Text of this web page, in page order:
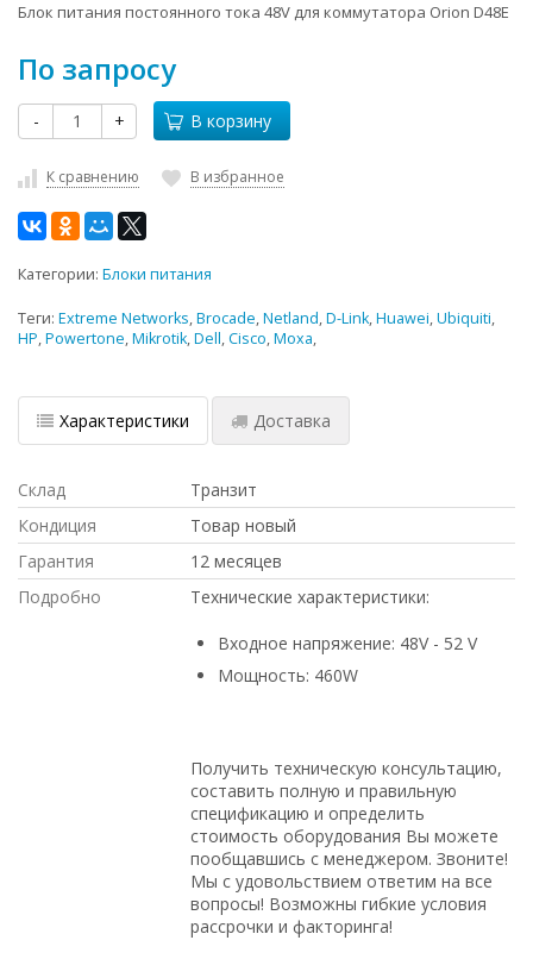
Блок питания постоянного тока 48V для коммутатора Orion D48E
По запросу
- + В корзину
К сравнению В избранное
Категории: Блоки питания
Теги: Extreme Networks,Brocade,Netland,D-Link,Huawei,Ubiquiti,
HP,Powertone,Mikrotik,Dell,Cisco,Moxa,
Характеристики Доставка
Склад
Транзит
Кондиция
Товар новый
Гарантия
12 месяцев
Подробно
Технические характеристики:
Входное напряжение: 48V - 52 V
Мощность: 460W
Получить техническую консультацию,
составить полную и правильную
спецификацию и определить
стоимость оборудования Вы можете
пообщавшись с менеджером. Звоните!
Мы с удовольствием ответим на все
вопросы! Возможны гибкие условия
рассрочки и факторинга!